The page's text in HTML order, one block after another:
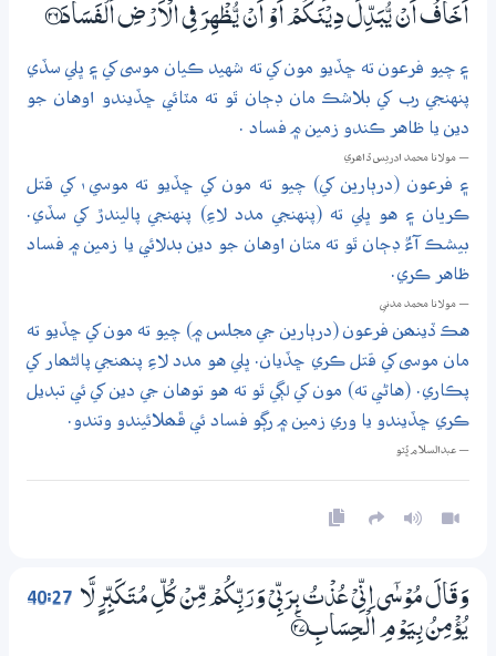
اَخَافُ اَنْ يُّبَدِّلَ دِيْنَكُمْ اَوْ اَنْ يُّظْهِرَ فِي الْاَرْضِ الْفَسَادَ ؀26
۽ چيو فرعون ته ڇڏيو مون کي ته شهيد ڪيان موسى کي ۽ ڀلي سڏي
پنهنجي رب کي بلاشڪ مان ڊڄان ٿو ته مٽائي ڇڏيندو اوهان جو
دين يا ظاهر ڪندو زمين ۾ فساد .
— مولانا محمد ادريس ڏاھري
۽ فرعون (درٻارين کي) چيو ته مون کي ڇڏيو ته موسي ٰ کي قتل
ڪريان ۽ هو ڀلي ته (پنهنجي مدد لاءِ) پنهنجي پاليندڙ کي سڏي.
بيشڪ آءٌ ڊڄان ٿو ته متان اوهان جو دين بدلائي يا زمين ۾ فساد
ظاهر ڪري.
— مولانا محمد مدني
هڪ ڏينھن فرعون (درٻارين جي مجلس ۾) چيو ته مون کي ڇڏيو ته
مان موسى کي قتل ڪري ڇڏيان. ڀلي هو مدد لاءِ پنھنجي پالڻھار کي
پڪاري. (هاڻي ته) مون کي لڳي ٿو ته هو توهان جي دين کي ئي تبديل
ڪري ڇڏيندو يا وري زمين ۾ رڳو فساد ئي ڦھلائيندو وتندو.
— عبدالسلام ڀُٽو
40:27
وَقَالَ مُوْسٰٓى اِنِّىْ عُذْتُ بِرَبِّيْ وَرَبِّكُمْ مِّنْ كُلِّ مُتَكَبِّرٍ لَّا
يُؤْمِنُ بِيَوْمِ الْـحِسَابِ ؀ۧ27